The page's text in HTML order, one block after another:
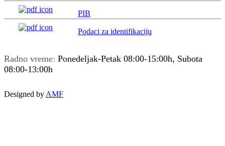
PIB
Podaci za identifikaciju
Radno vreme: Ponedeljak-Petak 08:00-15:00h, Subota
08:00-13:00h
Designed by AMF